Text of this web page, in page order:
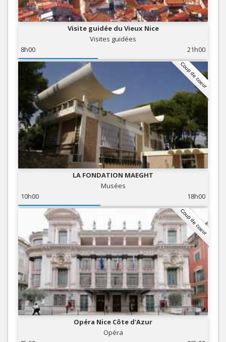
Visite guidée du Vieux Nice
Visites guidées
8h00
21h00
Coup de coeur
LA FONDATION MAEGHT
Musées
10h00
18h00
Coup de coeur
Opéra Nice Côte d'Azur
Opéra